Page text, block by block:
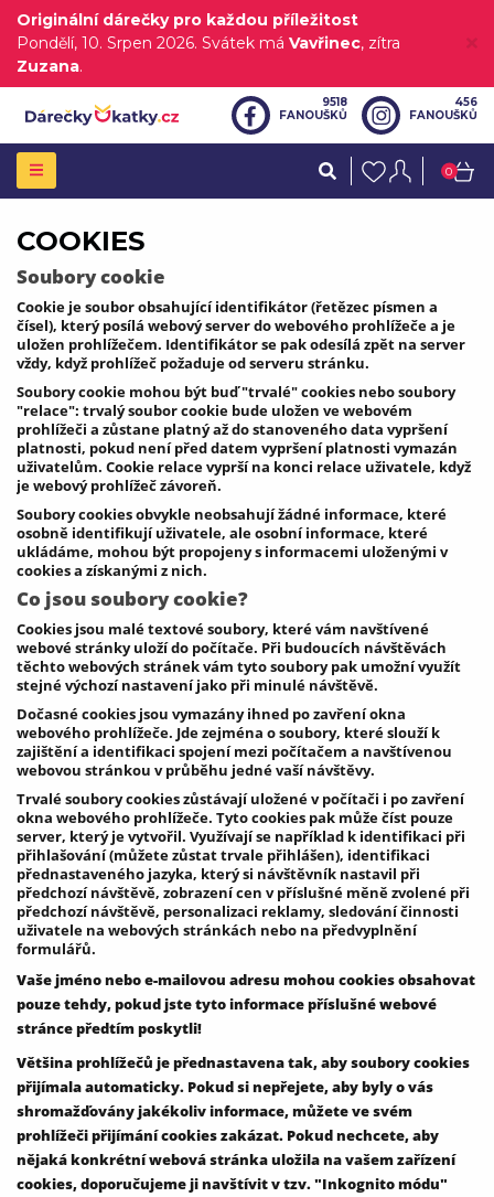
Originální dárečky pro každou příležitost
Pondělí, 10. Srpen 2026. Svátek má Vavřinec, zítra
Zuzana.
9518
FANOUŠKŮ
456
FANOUŠKŮ
0
COOKIES
Soubory cookie
Cookie je soubor obsahující identifikátor (řetězec písmen a
čísel), který posílá webový server do webového prohlížeče a je
uložen prohlížečem. Identifikátor se pak odesílá zpět na server
vždy, když prohlížeč požaduje od serveru stránku.
Soubory cookie mohou být buď "trvalé" cookies nebo soubory
"relace": trvalý soubor cookie bude uložen ve webovém
prohlížeči a zůstane platný až do stanoveného data vypršení
platnosti, pokud není před datem vypršení platnosti vymazán
uživatelům. Cookie relace vyprší na konci relace uživatele, když
je webový prohlížeč závoreň.
Soubory cookies obvykle neobsahují žádné informace, které
osobně identifikují uživatele, ale osobní informace, které
ukládáme, mohou být propojeny s informacemi uloženými v
cookies a získanými z nich.
Co jsou soubory cookie?
Cookies jsou malé textové soubory, které vám navštívené
webové stránky uloží do počítače. Při budoucích návštěvách
těchto webových stránek vám tyto soubory pak umožní využít
stejné výchozí nastavení jako při minulé návštěvě.
Dočasné cookies jsou vymazány ihned po zavření okna
webového prohlížeče. Jde zejména o soubory, které slouží k
zajištění a identifikaci spojení mezi počítačem a navštívenou
webovou stránkou v průběhu jedné vaší návštěvy.
Trvalé soubory cookies zůstávají uložené v počítači i po zavření
okna webového prohlížeče. Tyto cookies pak může číst pouze
server, který je vytvořil. Využívají se například k identifikaci při
přihlašování (můžete zůstat trvale přihlášen), identifikaci
přednastaveného jazyka, který si návštěvník nastavil při
předchozí návštěvě, zobrazení cen v příslušné měně zvolené při
předchozí návštěvě, personalizaci reklamy, sledování činnosti
uživatele na webových stránkách nebo na předvyplnění
formulářů.
Vaše jméno nebo e-mailovou adresu mohou cookies obsahovat
pouze tehdy, pokud jste tyto informace příslušné webové
stránce předtím poskytli!
Většina prohlížečů je přednastavena tak, aby soubory cookies
přijímala automaticky. Pokud si nepřejete, aby byly o vás
shromažďovány jakékoliv informace, můžete ve svém
prohlížeči přijímání cookies zakázat. Pokud nechcete, aby
nějaká konkrétní webová stránka uložila na vašem zařízení
cookies, doporučujeme ji navštívit v tzv. "Inkognito módu"